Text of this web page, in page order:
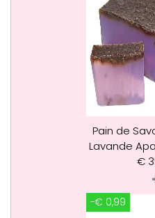
Pain de
Lavande
€
-€ 0,99